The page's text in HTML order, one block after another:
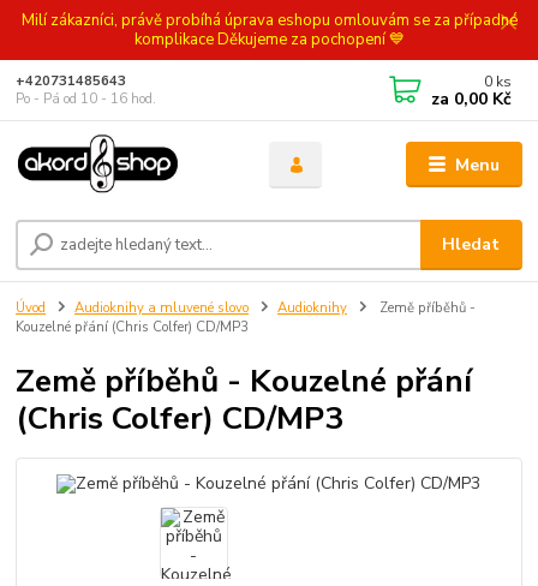
Milí zákazníci, právě probíhá úprava eshopu omlouvám se za případné
komplikace Děkujeme za pochopení 💙
Menu
Hledat
+420731485643
Po - Pá od 10 - 16 hod.
0 ks
za 0,00 Kč
Úvod Audioknihy a mluvené slovo Audioknihy
Země příběhů -
Kouzelné přání (Chris Colfer) CD/MP3
Země příběhů - Kouzelné přání
(Chris Colfer) CD/MP3